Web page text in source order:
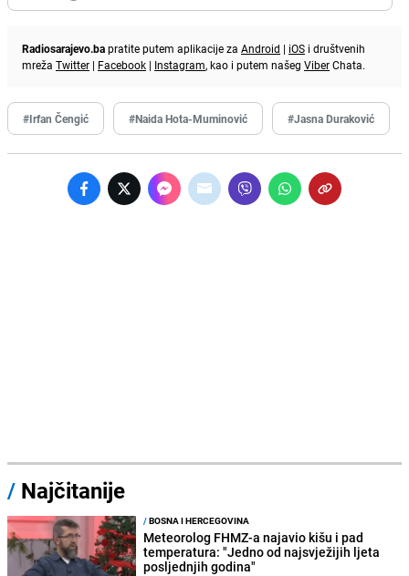
Radiosarajevo.bapratite putem aplikacije za Android | iOS i društvenih
mreža Twitter | Facebook | Instagram, kao i putem našeg ViberChata.
#Irfan Čengić #Naida Hota-Muminović #Jasna Duraković
/ Najčitanije
/BOSNA I HERCEGOVINA
Meteorolog FHMZ-a najavio kišu i pad
temperatura: "Jedno od najsvježijih ljeta
posljednjih godina"